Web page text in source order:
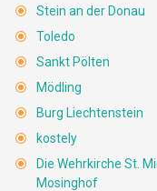
Stein an der Donau
Toledo
Sankt Pölten
Mödling
Burg Liechtenstein
kostely
Die Wehrkirche St.
Mosinghof